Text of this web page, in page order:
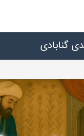
گنابادی